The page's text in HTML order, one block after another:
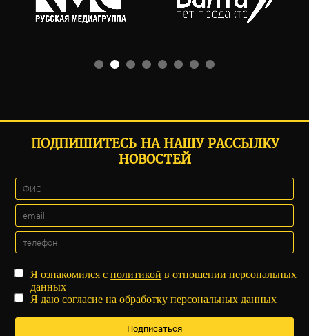
ПОДПИШИТЕСЬ НА НАШУ РАССЫЛКУ
НОВОСТЕЙ
Я ознакомился сполитикой в отношении персональных
данных
Я даюсогласие на обработку персональных данных